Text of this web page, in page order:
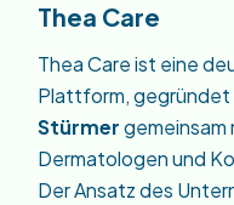
Thea Care
Thea Care ist eine
Plattform, gegründet
Stürmergemeinsam
Dermatologen und
Der Ansatz des